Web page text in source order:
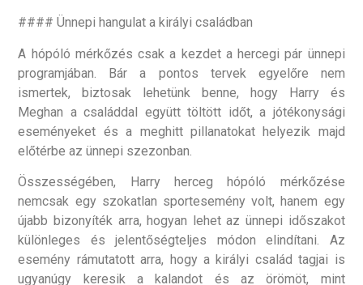
#### Ünnepi hangulat a királyi családban
A hópóló mérkőzés csak a kezdet a hercegi pár ünnepi
programjában. Bár a pontos tervek egyelőre nem
ismertek, biztosak lehetünk benne, hogy Harry és
Meghan a családdal együtt töltött időt, a jótékonysági
eseményeket és a meghitt pillanatokat helyezik majd
előtérbe az ünnepi szezonban.
Összességében, Harry herceg hópóló mérkőzése
nemcsak egy szokatlan sportesemény volt, hanem egy
újabb bizonyíték arra, hogyan lehet az ünnepi időszakot
különleges és jelentőségteljes módon elindítani. Az
esemény rámutatott arra, hogy a királyi család tagjai is
ugyanúgy keresik a kalandot és az örömöt, mint